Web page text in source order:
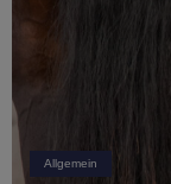
Allgemein